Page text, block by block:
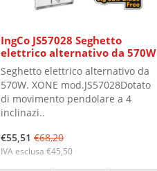
IngCo JS57028 Seghetto
elettrico alternativo da 570W
Seghetto elettrico alternativo da
570W. XONE mod.JS57028Dotato
di movimento pendolare a 4
inclinazi..
€55,51 €68,20
IVA esclusa €45,50